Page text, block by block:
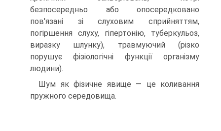
безпосередньо або опосередковано
пов'язані зі слуховим сприйняттям,
погіршення слуху, гіпертонію, туберкульоз,
виразку шлунку), травмуючий (різко
порушує фізіологічні функції організму
людини).
Шум як фізичне явище — це коливання
пружного середовища.